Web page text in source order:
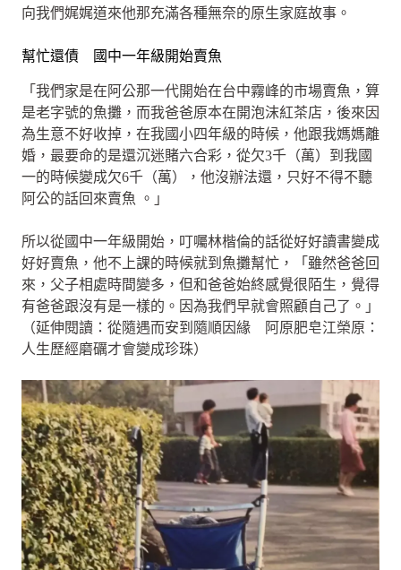
向我們娓娓道來他那充滿各種無奈的原生家庭故事。
幫忙還債 國中一年級開始賣魚
「我們家是在阿公那一代開始在台中霧峰的市場賣魚，算
是老字號的魚攤，而我爸爸原本在開泡沫紅茶店，後來因
為生意不好收掉，在我國小四年級的時候，他跟我媽媽離
婚，最要命的是還沉迷賭六合彩，從欠3千（萬）到我國
一的時候變成欠6千（萬），他沒辦法還，只好不得不聽
阿公的話回來賣魚 。」
所以從國中一年級開始，叮囑林楷倫的話從好好讀書變成
好好賣魚，他不上課的時候就到魚攤幫忙，「雖然爸爸回
來，父子相處時間變多，但和爸爸始終感覺很陌生，覺得
有爸爸跟沒有是一樣的。因為我們早就會照顧自己了。」
（延伸閱讀：從隨遇而安到隨順因緣 阿原肥皂江榮原：
人生歷經磨礪才會變成珍珠）